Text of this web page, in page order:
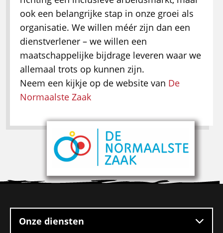
ook een belangrijke stap in onze groei als
organisatie. We willen méér zijn dan een
dienstverlener – we willen een
maatschappelijke bijdrage leveren waar we
allemaal trots op kunnen zijn.
Neem een kijkje op de website van De
Normaalste Zaak
footer
Onze diensten